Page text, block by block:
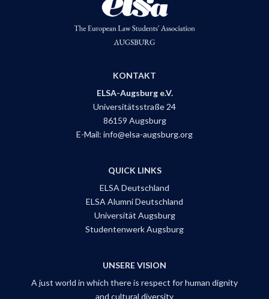
KONTAKT
ELSA-Augsburg e.V.
Universitätsstraße 24
86159 Augsburg
E-Mail: info@elsa-augsburg.org
QUICK LINKS
ELSA Deutschland
ELSA Alumni Deutschland
Universität Augsburg
Studentenwerk Augsburg
UNSERE VISION
A just world in which there is respect for human dignity
and cultural diversity